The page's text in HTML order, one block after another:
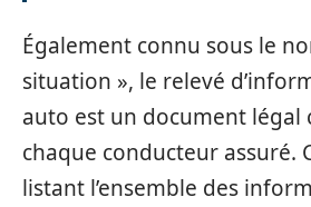
Également connu sous le
situation », le relevé
auto est un document légal
chaque conducteur assuré.
listant l’ensemble des